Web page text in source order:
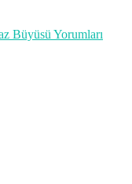
Büyüsü Yorumları